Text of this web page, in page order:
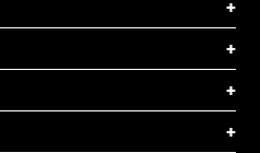
+
+
+
+